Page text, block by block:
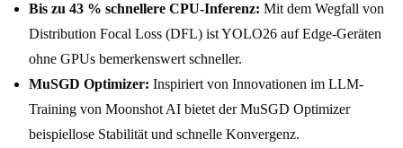
Bis zu 43 % schnellere CPU-Inferenz: Mit dem Wegfall von
Distribution Focal Loss (DFL) ist YOLO26 auf Edge-Geräten
ohne GPUs bemerkenswert schneller.
MuSGD Optimizer: Inspiriert von Innovationen im LLM-
Training von Moonshot AI bietet der MuSGD Optimizer
beispiellose Stabilität und schnelle Konvergenz.